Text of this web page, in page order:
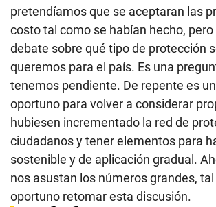
oportuno para volver a considerar
hubiesen incrementado la red de
ciudadanos y tener elementos para
sostenible y de aplicación gradual.
nos asustan los números grandes,
oportuno retomar esta discusión.
“Otros colegas que
comisión [de Protección Social]
estar observando la ironía de
momento la principal crítica a